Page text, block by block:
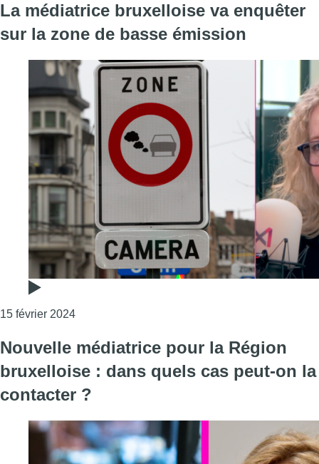
La médiatrice bruxelloise va enquêter
sur la zone de basse émission
15 février 2024Consulter l'article "La médiatrice bruxelloise va
Nouvelle médiatrice pour la Région
bruxelloise : dans quels cas peut-on la
contacter ?